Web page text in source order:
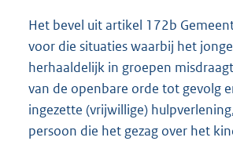
Het bevel uit artikel 172b
voor die situaties waarbij het
herhaaldelijk in groepen
van de openbare orde tot gevolg
ingezette (vrijwillige)
persoon die het gezag over het